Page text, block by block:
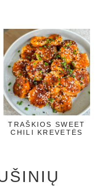
TRAŠKIOS SWEET
CHILI KREVETĖS